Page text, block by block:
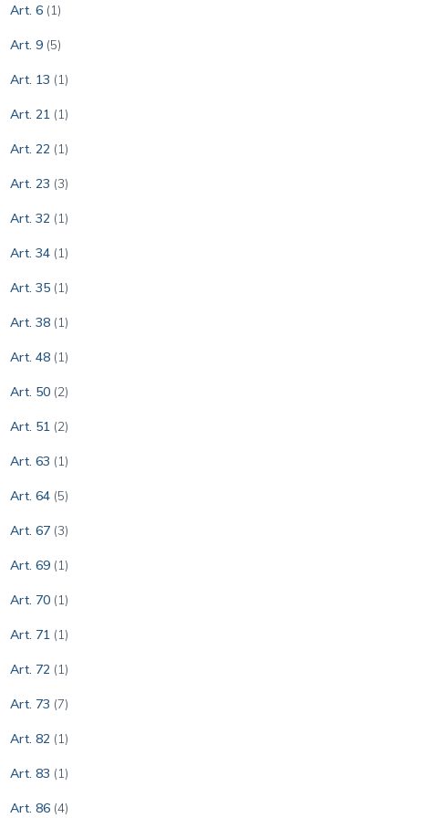
Art. 6 (1)
Art. 9 (5)
Art. 13 (1)
Art. 21 (1)
Art. 22 (1)
Art. 23 (3)
Art. 32 (1)
Art. 34 (1)
Art. 35 (1)
Art. 38 (1)
Art. 48 (1)
Art. 50 (2)
Art. 51 (2)
Art. 63 (1)
Art. 64 (5)
Art. 67 (3)
Art. 69 (1)
Art. 70 (1)
Art. 71 (1)
Art. 72 (1)
Art. 73 (7)
Art. 82 (1)
Art. 83 (1)
Art. 86 (4)